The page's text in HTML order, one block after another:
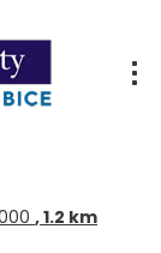
, 1.2 km